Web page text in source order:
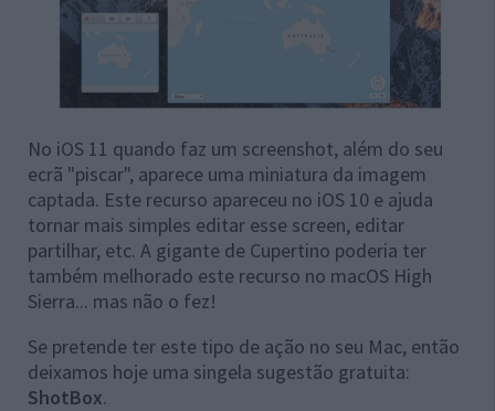
No iOS 11 quando faz um screenshot, além do seu
ecrã "piscar", aparece uma miniatura da imagem
captada. Este recurso apareceu no iOS 10 e ajuda
tornar mais simples editar esse screen, editar
partilhar, etc. A gigante de Cupertino poderia ter
também melhorado este recurso no macOS High
Sierra... mas não o fez!
Se pretende ter este tipo de ação no seu Mac, então
deixamos hoje uma singela sugestão gratuita:
ShotBox.